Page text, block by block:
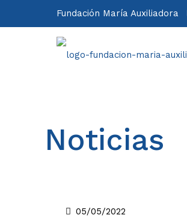
Fundación María Auxiliadora
Noticias
05/05/2022